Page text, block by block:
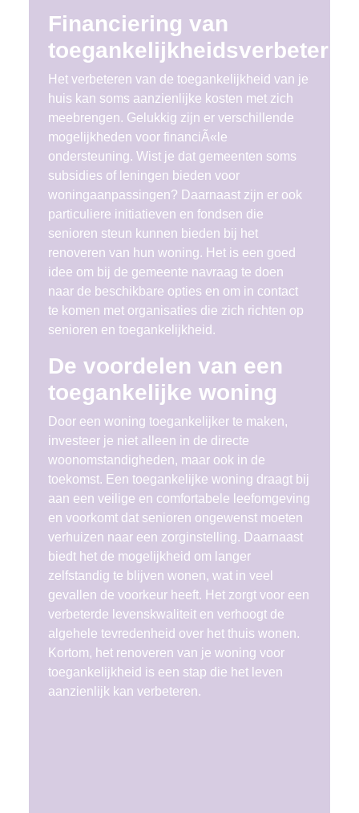
Financiering van
Het verbeteren van de toegankelijkheid van je
huis kan soms aanzienlijke kosten met zich
meebrengen. Gelukkig zijn er verschillende
mogelijkheden voor financiÃ«le
ondersteuning. Wist je dat gemeenten soms
subsidies of leningen bieden voor
woningaanpassingen? Daarnaast zijn er ook
particuliere initiatieven en fondsen die
senioren steun kunnen bieden bij het
renoveren van hun woning. Het is een goed
idee om bij de gemeente navraag te doen
naar de beschikbare opties en om in contact
te komen met organisaties die zich richten op
senioren en toegankelijkheid.
De voordelen van een
toegankelijke woning
Door een woning toegankelijker te maken,
investeer je niet alleen in de directe
woonomstandigheden, maar ook in de
toekomst. Een toegankelijke woning draagt bij
aan een veilige en comfortabele leefomgeving
en voorkomt dat senioren ongewenst moeten
verhuizen naar een zorginstelling. Daarnaast
biedt het de mogelijkheid om langer
zelfstandig te blijven wonen, wat in veel
gevallen de voorkeur heeft. Het zorgt voor een
verbeterde levenskwaliteit en verhoogt de
algehele tevredenheid over het thuis wonen.
Kortom, het renoveren van je woning voor
toegankelijkheid is een stap die het leven
aanzienlijk kan verbeteren.